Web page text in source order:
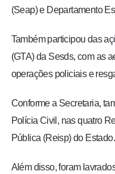
(Seap) e Departamento
Também participou das
(GTA) da Sesds, com as
operações policiais e
Conforme a Secretaria,
Polícia Civil, nas quatro
Pública (Reisp) do Estado.
Além disso, foram